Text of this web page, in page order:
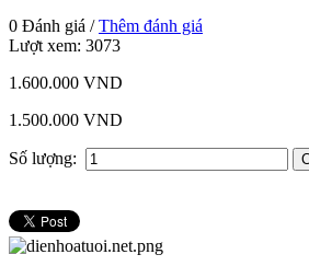
0 Đánh giá /Thêm đánh giá
Lượt xem: 3073
1.600.000 VND
1.500.000 VND
Số lượng: